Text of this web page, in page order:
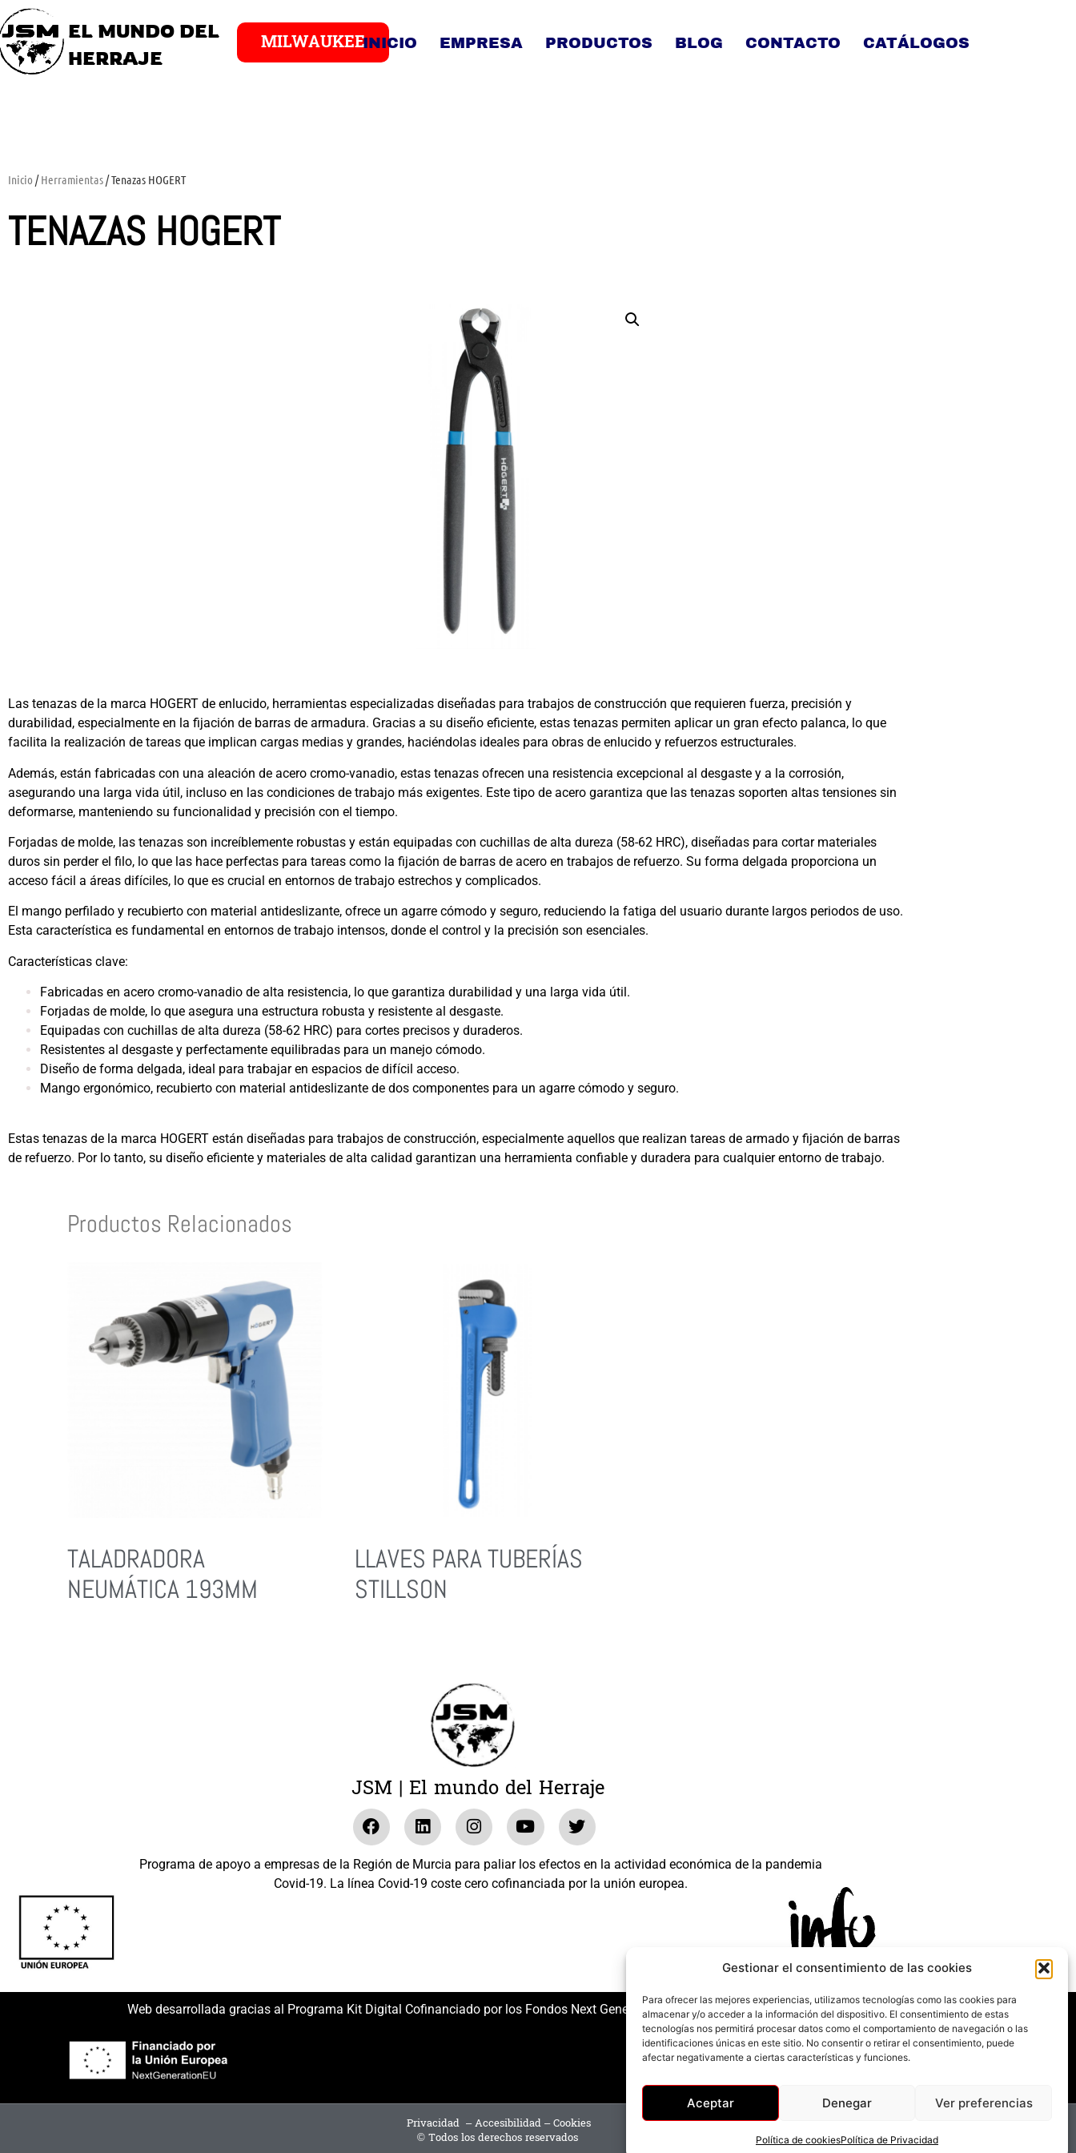
Gestionar el consentimiento de las cookies
Para ofrecer las mejores experiencias, utilizamos tecnologías como las cookies para
almacenar y/o acceder a la información del dispositivo. El consentimiento de estas
tecnologías nos permitirá procesar datos como el comportamiento de navegación o las
identificaciones únicas en este sitio. No consentir o retirar el consentimiento, puede
afectar negativamente a ciertas características y funciones.
Aceptar Denegar Ver preferencias
Política de cookiesPolítica de Privacidad
EL MUNDO DEL
HERRAJE
MILWAUKEEINICIO EMPRESA PRODUCTOS BLOG CONTACTO CATÁLOGOS
Inicio /Herramientas/ Tenazas HOGERT
TENAZAS HOGERT
Las tenazas de la marca HOGERT de enlucido, herramientas especializadas diseñadas para trabajos de construcción que requieren fuerza, precisión y
durabilidad, especialmente en la fijación de barras de armadura. Gracias a su diseño eficiente, estas tenazas permiten aplicar un gran efecto palanca, lo que
facilita la realización de tareas que implican cargas medias y grandes, haciéndolas ideales para obras de enlucido y refuerzos estructurales.
Además, están fabricadas con una aleación de acero cromo-vanadio, estas tenazas ofrecen una resistencia excepcional al desgaste y a la corrosión,
asegurando una larga vida útil, incluso en las condiciones de trabajo más exigentes. Este tipo de acero garantiza que las tenazas soporten altas tensiones sin
deformarse, manteniendo su funcionalidad y precisión con el tiempo.
Forjadas de molde, las tenazas son increíblemente robustas y están equipadas con cuchillas de alta dureza (58-62 HRC), diseñadas para cortar materiales
duros sin perder el filo, lo que las hace perfectas para tareas como la fijación de barras de acero en trabajos de refuerzo. Su forma delgada proporciona un
acceso fácil a áreas difíciles, lo que es crucial en entornos de trabajo estrechos y complicados.
El mango perfilado y recubierto con material antideslizante, ofrece un agarre cómodo y seguro, reduciendo la fatiga del usuario durante largos periodos de uso.
Esta característica es fundamental en entornos de trabajo intensos, donde el control y la precisión son esenciales.
Características clave:
Fabricadas en acero cromo-vanadio de alta resistencia, lo que garantiza durabilidad y una larga vida útil.
Forjadas de molde, lo que asegura una estructura robusta y resistente al desgaste.
Equipadas con cuchillas de alta dureza (58-62 HRC) para cortes precisos y duraderos.
Resistentes al desgaste y perfectamente equilibradas para un manejo cómodo.
Diseño de forma delgada, ideal para trabajar en espacios de difícil acceso.
Mango ergonómico, recubierto con material antideslizante de dos componentes para un agarre cómodo y seguro.
Estas tenazas de la marca HOGERT están diseñadas para trabajos de construcción, especialmente aquellos que realizan tareas de armado y fijación de barras
de refuerzo. Por lo tanto, su diseño eficiente y materiales de alta calidad garantizan una herramienta confiable y duradera para cualquier entorno de trabajo.
Productos Relacionados
TALADRADORA
NEUMÁTICA 193MM
LLAVES PARA TUBERÍAS
STILLSON
JSM | El mundo del Herraje
Programa de apoyo a empresas de la Región de Murcia para paliar los efectos en la actividad económica de la pandemia
Covid-19. La línea Covid-19 coste cero cofinanciada por la unión europea.
Web desarrollada gracias al Programa Kit Digital Cofinanciado por los Fondos Next Generation (EU) del mecanismo de Recuperación y Resilencia.
Privacidad –Accesibilidad–Cookies
© Todos los derechos reservados